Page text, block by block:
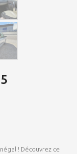
! Découvrez ce